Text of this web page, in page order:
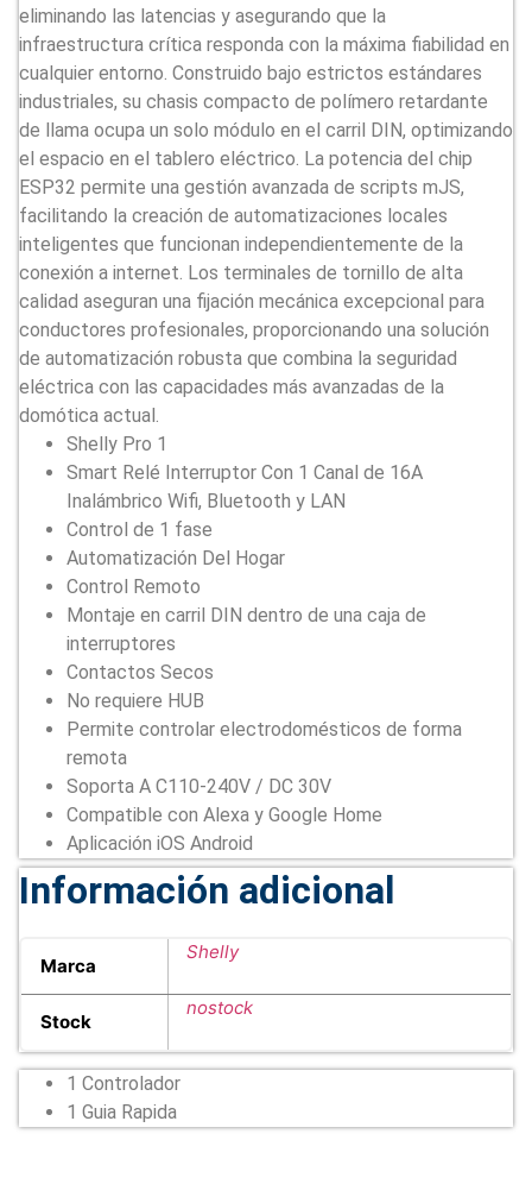
eliminando las latencias y asegurando que la
infraestructura crítica responda con la máxima fiabilidad en
cualquier entorno. Construido bajo estrictos estándares
industriales, su chasis compacto de polímero retardante
de llama ocupa un solo módulo en el carril DIN, optimizando
el espacio en el tablero eléctrico. La potencia del chip
ESP32 permite una gestión avanzada de scripts mJS,
facilitando la creación de automatizaciones locales
inteligentes que funcionan independientemente de la
conexión a internet. Los terminales de tornillo de alta
calidad aseguran una fijación mecánica excepcional para
conductores profesionales, proporcionando una solución
de automatización robusta que combina la seguridad
eléctrica con las capacidades más avanzadas de la
domótica actual.
Shelly Pro 1
Smart Relé Interruptor Con 1 Canal de 16A
Inalámbrico Wifi, Bluetooth y LAN
Control de 1 fase
Automatización Del Hogar
Control Remoto
Montaje en carril DIN dentro de una caja de
interruptores
Contactos Secos
No requiere HUB
Permite controlar electrodomésticos de forma
remota
Soporta A C110-240V / DC 30V
Compatible con Alexa y Google Home
Aplicación iOS Android
Información adicional
Marca
Shelly
Stock
nostock
1 Controlador
1 Guia Rapida